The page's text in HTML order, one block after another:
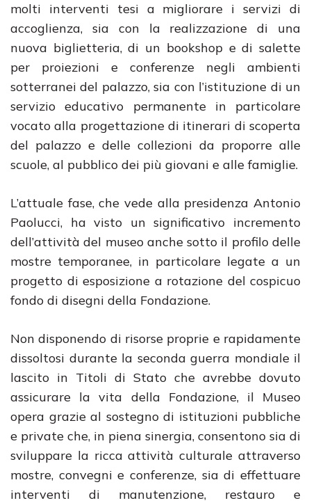
molti interventi tesi a migliorare i servizi di
accoglienza, sia con la realizzazione di una
nuova biglietteria, di un bookshop e di salette
per proiezioni e conferenze negli ambienti
sotterranei del palazzo, sia con l’istituzione di un
servizio educativo permanente in particolare
vocato alla progettazione di itinerari di scoperta
del palazzo e delle collezioni da proporre alle
scuole, al pubblico dei più giovani e alle famiglie.
L’attuale fase, che vede alla presidenza Antonio
Paolucci, ha visto un significativo incremento
dell’attività del museo anche sotto il profilo delle
mostre temporanee, in particolare legate a un
progetto di esposizione a rotazione del cospicuo
fondo di disegni della Fondazione.
Non disponendo di risorse proprie e rapidamente
dissoltosi durante la seconda guerra mondiale il
lascito in Titoli di Stato che avrebbe dovuto
assicurare la vita della Fondazione, il Museo
opera grazie al sostegno di istituzioni pubbliche
e private che, in piena sinergia, consentono sia di
sviluppare la ricca attività culturale attraverso
mostre, convegni e conferenze, sia di effettuare
interventi di manutenzione, restauro e